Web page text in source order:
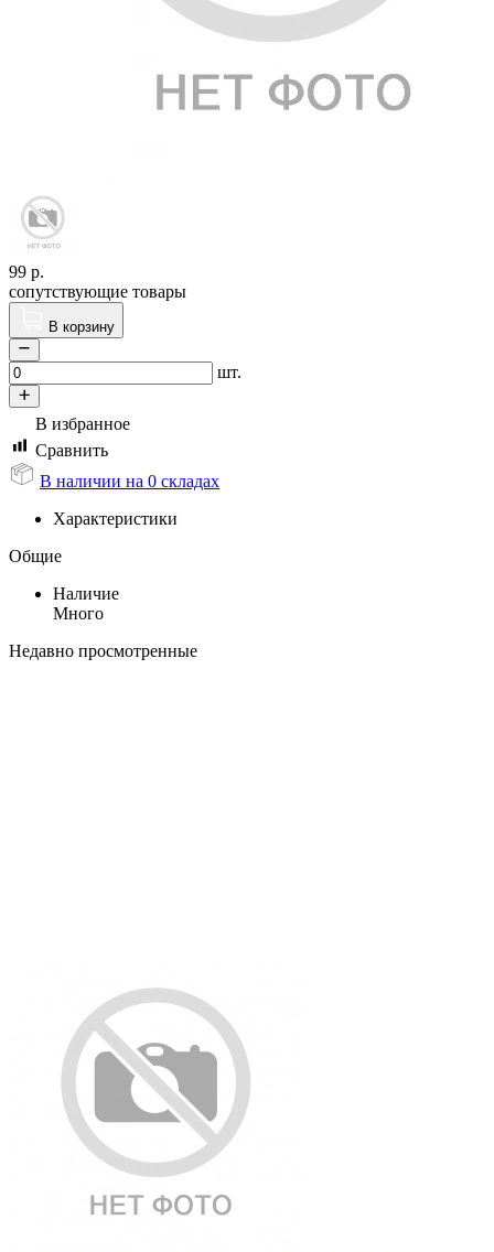
99 р.
сопутствующие товары
В корзину
шт.
В избранное
Сравнить
В наличии на 0 складах
Характеристики
Общие
Наличие
Много
Недавно просмотренные